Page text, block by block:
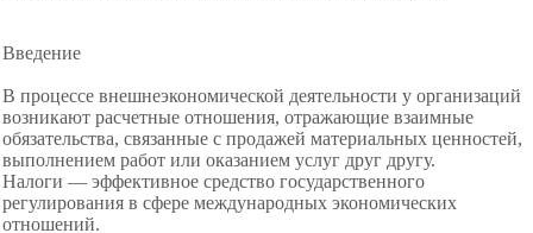
Введение
В процессе внешнеэкономической деятельности у организаций
возникают расчетные отношения, отражающие взаимные
обязательства, связанные с продажей материальных ценностей,
выполнением работ или оказанием услуг друг другу.
Налоги — эффективное средство государственного
регулирования в сфере международных экономических
отношений.